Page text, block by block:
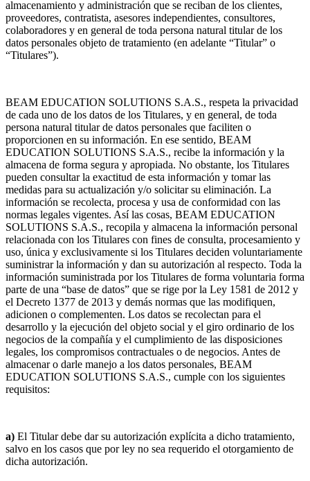
almacenamiento y administración que se reciban de los clientes,
proveedores, contratista, asesores independientes, consultores,
colaboradores y en general de toda persona natural titular de los
datos personales objeto de tratamiento (en adelante “Titular” o
“Titulares”).
BEAM EDUCATION SOLUTIONS S.A.S., respeta la privacidad
de cada uno de los datos de los Titulares, y en general, de toda
persona natural titular de datos personales que faciliten o
proporcionen en su información. En ese sentido, BEAM
EDUCATION SOLUTIONS S.A.S., recibe la información y la
almacena de forma segura y apropiada. No obstante, los Titulares
pueden consultar la exactitud de esta información y tomar las
medidas para su actualización y/o solicitar su eliminación. La
información se recolecta, procesa y usa de conformidad con las
normas legales vigentes. Así las cosas, BEAM EDUCATION
SOLUTIONS S.A.S., recopila y almacena la información personal
relacionada con los Titulares con fines de consulta, procesamiento y
uso, única y exclusivamente si los Titulares deciden voluntariamente
suministrar la información y dan su autorización al respecto. Toda la
información suministrada por los Titulares de forma voluntaria forma
parte de una “base de datos” que se rige por la Ley 1581 de 2012 y
el Decreto 1377 de 2013 y demás normas que las modifiquen,
adicionen o complementen. Los datos se recolectan para el
desarrollo y la ejecución del objeto social y el giro ordinario de los
negocios de la compañía y el cumplimiento de las disposiciones
legales, los compromisos contractuales o de negocios. Antes de
almacenar o darle manejo a los datos personales, BEAM
EDUCATION SOLUTIONS S.A.S., cumple con los siguientes
requisitos:
a) El Titular debe dar su autorización explícita a dicho tratamiento,
salvo en los casos que por ley no sea requerido el otorgamiento de
dicha autorización.